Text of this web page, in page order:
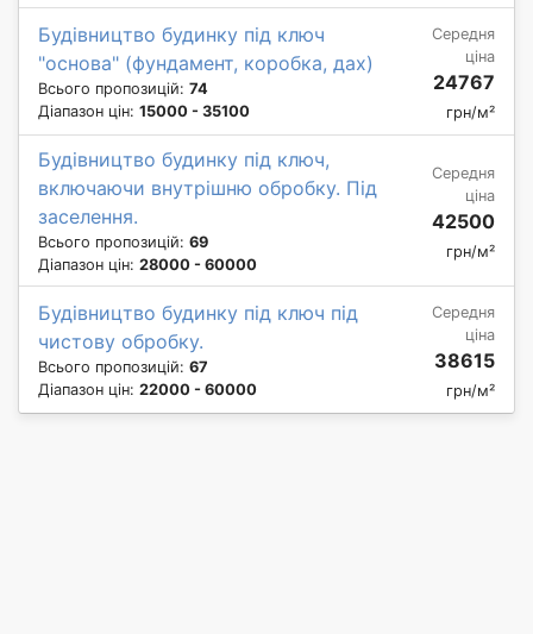
Будівництво будинку під ключ
"основа" (фундамент, коробка, дах)
Всього пропозицій: 74
Діапазон цін: 15000 - 35100
Середня
ціна
24767
грн/м²
Будівництво будинку під ключ,
включаючи внутрішню обробку. Під
заселення.
Всього пропозицій: 69
Діапазон цін: 28000 - 60000
Середня
ціна
42500
грн/м²
Будівництво будинку під ключ під
чистову обробку.
Всього пропозицій: 67
Діапазон цін: 22000 - 60000
Середня
ціна
38615
грн/м²